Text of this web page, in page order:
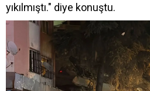
yıkılmıştı." diye konuştu.